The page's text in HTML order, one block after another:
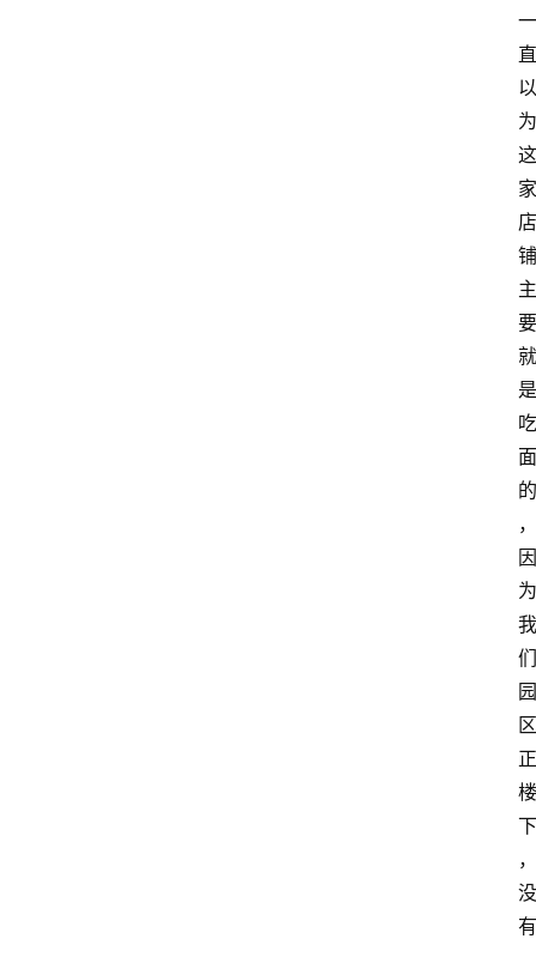
一
直
以
为
这
家
店
铺
主
要
就
是
吃
面
的
，
因
为
我
们
园
区
正
楼
下
，
没
有